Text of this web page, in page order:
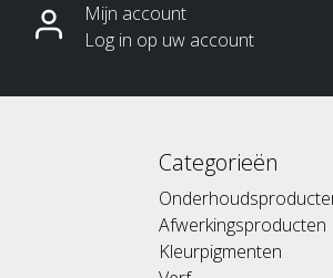
Mijn account
Log in op uw account
Categorieën
Afwerkingsproducten
Kleurpigmenten